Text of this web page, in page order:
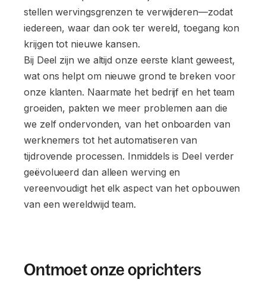
stellen wervingsgrenzen te verwijderen—zodat
iedereen, waar dan ook ter wereld, toegang kon
krijgen tot nieuwe kansen.
Bij Deel zijn we altijd onze eerste klant geweest,
wat ons helpt om nieuwe grond te breken voor
onze klanten. Naarmate het bedrijf en het team
groeiden, pakten we meer problemen aan die
we zelf ondervonden, van het onboarden van
werknemers tot het automatiseren van
tijdrovende processen. Inmiddels is Deel verder
geëvolueerd dan alleen werving en
vereenvoudigt het elk aspect van het opbouwen
van een wereldwijd team.
Ontmoet onze oprichters